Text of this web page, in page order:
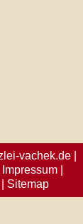
vachek.de|
Impressum|
Sitemap